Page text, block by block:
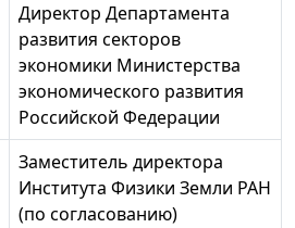
Директор Департамента
развития секторов
экономики Министерства
экономического развития
Российской Федерации
Заместитель директора
Института Физики Земли РАН
(по согласованию)